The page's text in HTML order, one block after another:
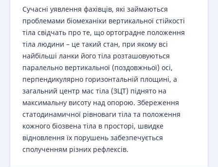
Сучасні уявлення фахівців, які займаються
проблемами біомеханіки вертикальної стійкості
тіла свідчать про те, що ортоградне положення
тіла людини – це такий стан, при якому всі
найбільші ланки його тіла розташовуються
паралельно вертикальної (поздовжньої) осі,
перпендикулярно горизонтальній площині, а
загальний центр мас тіла (ЗЦТ) піднято на
максимальну висоту над опорою. Збереження
статодинамичної рівноваги тіла та положення
кожного біозвена тіла в просторі, швидке
відновлення їх порушень забезпечується
сполученням різних рефлексів.